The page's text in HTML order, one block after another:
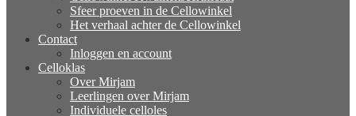
Sfeer proeven in de Cellowinkel
Het verhaal achter de Cellowinkel
Contact
Inloggen en account
Celloklas
Over Mirjam
Leerlingen over Mirjam
Individuele celloles